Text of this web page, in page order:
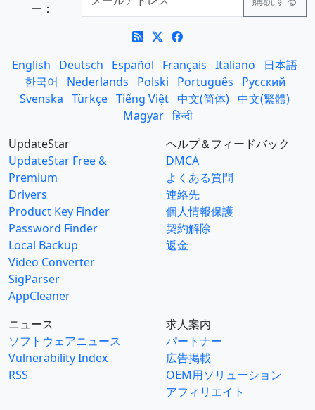
ー：
English Deutsch Español Français Italiano
日本語
한국어
Nederlands Polski Português
Русский
Svenska Türkçe Tiếng Việt 中文(简体) 中文(繁體)
Magyar हिन्दी
UpdateStar
UpdateStar Free &
Premium
Drivers
Product Key Finder
Password Finder
Local Backup
Video Converter
SigParser
AppCleaner
ヘルプ＆フィードバック
DMCA
よくある質問
連絡先
個人情報保護
契約解除
返金
ニュース
ソフトウェアニュース
Vulnerability Index
RSS
求人案内
パートナー
広告掲載
OEM用ソリューション
アフィリエイト